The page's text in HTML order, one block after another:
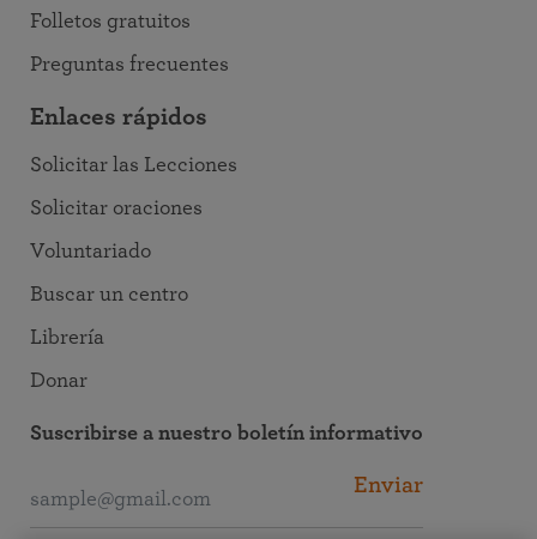
Folletos gratuitos
Preguntas frecuentes
Enlaces rápidos
Solicitar las Lecciones
Solicitar oraciones
Voluntariado
Buscar un centro
Librería
Donar
Suscribirse a nuestro boletín informativo
Enviar